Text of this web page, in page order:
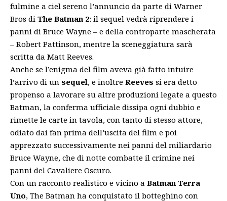
fulmine a ciel sereno l’annuncio da parte di Warner
Bros di The Batman 2: il sequel vedrà riprendere i
panni di Bruce Wayne – e della controparte mascherata
– Robert Pattinson, mentre la sceneggiatura sarà
scritta da Matt Reeves.
Anche se l’enigma del film aveva già fatto intuire
l’arrivo di un sequel, e inoltre Reeves si era detto
propenso a lavorare su altre produzioni legate a questo
Batman, la conferma ufficiale dissipa ogni dubbio e
rimette le carte in tavola, con tanto di stesso attore,
odiato dai fan prima dell’uscita del film e poi
apprezzato successivamente nei panni del miliardario
Bruce Wayne, che di notte combatte il crimine nei
panni del Cavaliere Oscuro.
Con un racconto realistico e vicino a Batman Terra
Uno, The Batman ha conquistato il botteghino con